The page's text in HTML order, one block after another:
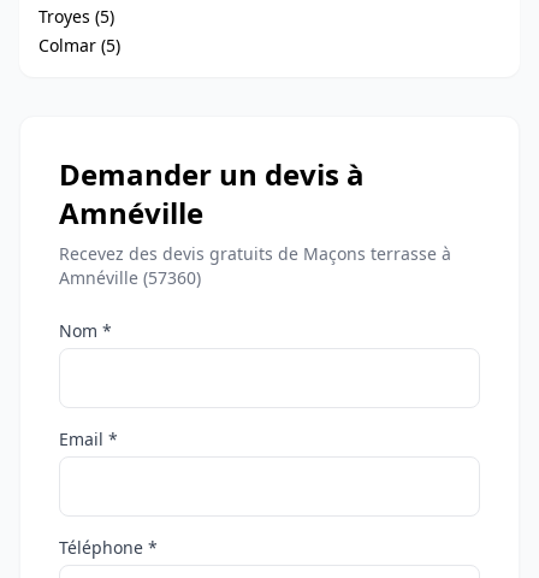
Troyes (5)
Colmar (5)
Demander un devis à
Amnéville
Recevez des devis gratuits de Maçons terrasse à
Amnéville (57360)
Nom *
Email *
Téléphone *